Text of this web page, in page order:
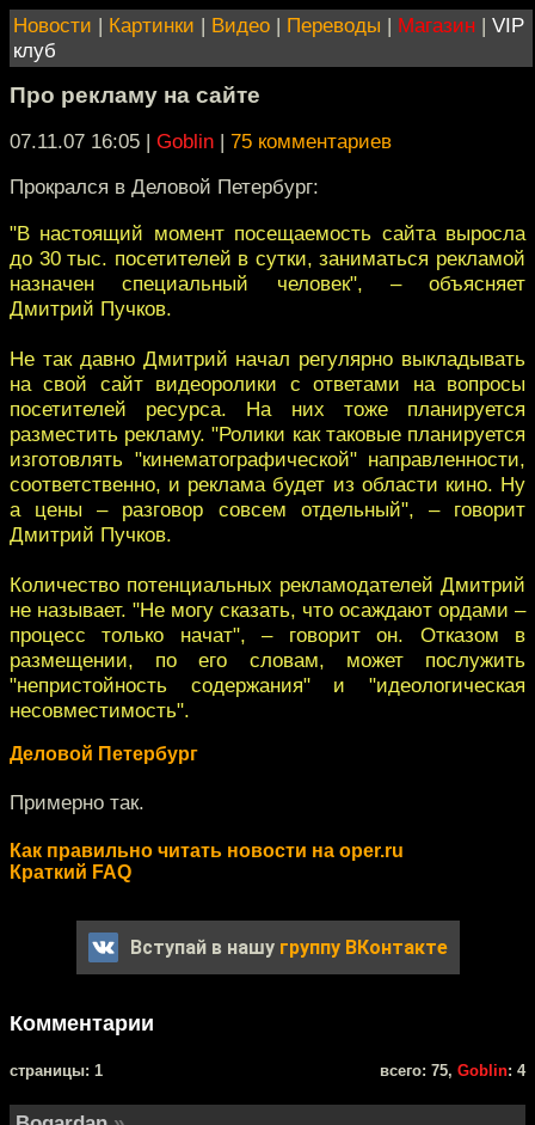
Новости | Картинки | Видео | Переводы | Магазин | VIP
клуб
Про рекламу на сайте
07.11.07 16:05 | Goblin | 75 комментариев
Прокрался в Деловой Петербург:
"В настоящий момент посещаемость сайта выросла
до 30 тыс. посетителей в сутки, заниматься рекламой
назначен специальный человек", – объясняет
Дмитрий Пучков.
Не так давно Дмитрий начал регулярно выкладывать
на свой сайт видеоролики с ответами на вопросы
посетителей ресурса. На них тоже планируется
разместить рекламу. "Ролики как таковые планируется
изготовлять "кинематографической" направленности,
соответственно, и реклама будет из области кино. Ну
а цены – разговор совсем отдельный", – говорит
Дмитрий Пучков.
Количество потенциальных рекламодателей Дмитрий
не называет. "Не могу сказать, что осаждают ордами –
процесс только начат", – говорит он. Отказом в
размещении, по его словам, может послужить
"непристойность содержания" и "идеологическая
несовместимость".
Деловой Петербург
Примерно так.
Как правильно читать новости на oper.ru
Краткий FAQ
Вступай в нашу группу ВКонтакте
Комментарии
cтраницы: 1 всего: 75, Goblin: 4